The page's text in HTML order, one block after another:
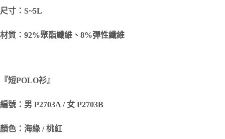
尺寸：S~5L
材質：92%聚酯纖維、8%彈性纖維
『短POLO衫』
編號：男 P2703A / 女 P2703B
顏色：海綠 / 桃紅